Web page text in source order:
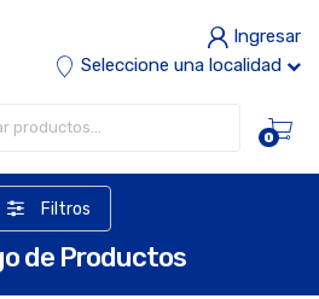
Ingresar
Seleccione una localidad
0
Filtros
de Productos